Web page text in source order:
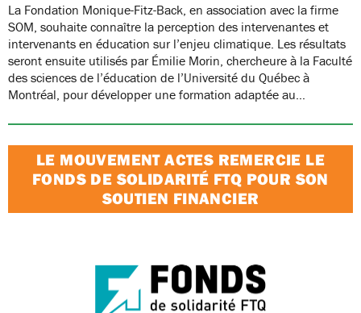
La Fondation Monique-Fitz-Back, en association avec la firme
SOM, souhaite connaître la perception des intervenantes et
intervenants en éducation sur l’enjeu climatique. Les résultats
seront ensuite utilisés par Émilie Morin, chercheure à la Faculté
des sciences de l’éducation de l’Université du Québec à
Montréal, pour développer une formation adaptée au…
LE MOUVEMENT ACTES REMERCIE LE
FONDS DE SOLIDARITÉ FTQ POUR SON
SOUTIEN FINANCIER